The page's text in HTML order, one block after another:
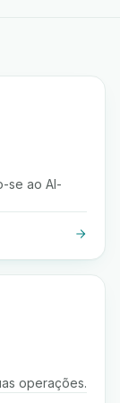
se ao Al-
operações.